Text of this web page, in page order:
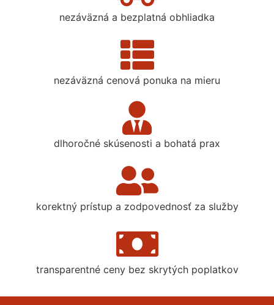
nezáväzná a bezplatná obhliadka
nezáväzná cenová ponuka na mieru
dlhoročné skúsenosti a bohatá prax
korektný prístup a zodpovednosť za služby
transparentné ceny bez skrytých poplatkov